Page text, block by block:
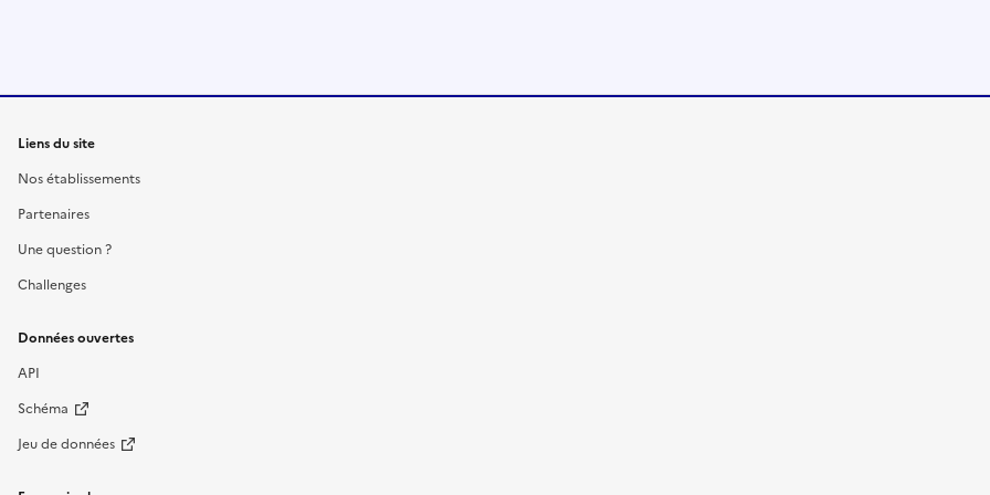
Liens du site
Nos établissements
Partenaires
Une question ?
Challenges
Données ouvertes
API
Schéma
Jeu de données